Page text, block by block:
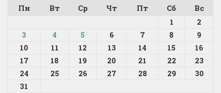
Пн
Вт Ср Чт Пт Сб
Вс
1
2
3
4 5 6 7 8
9
10
11 12 13 14 15
16
17
18 19 20 21 22
23
24
25 26 27 28 29
30
31